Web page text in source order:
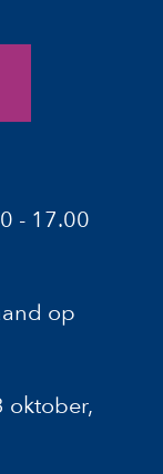
- 17.00
op
oktober,